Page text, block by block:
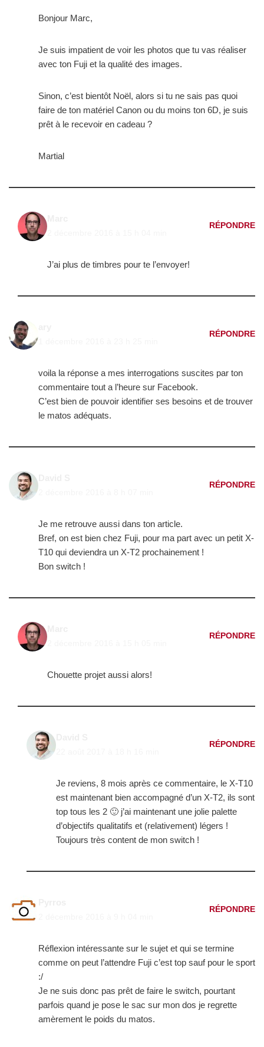
Bonjour Marc,
Je suis impatient de voir les photos que tu vas réaliser
avec ton Fuji et la qualité des images.
Sinon, c’est bientôt Noël, alors si tu ne sais pas quoi
faire de ton matériel Canon ou du moins ton 6D, je suis
prêt à le recevoir en cadeau ?
Martial
RÉPONDRE
J’ai plus de timbres pour te l’envoyer!
RÉPONDRE
voila la réponse a mes interrogations suscites par ton
commentaire tout a l’heure sur Facebook.
C’est bien de pouvoir identifier ses besoins et de trouver
le matos adéquats.
RÉPONDRE
Je me retrouve aussi dans ton article.
Bref, on est bien chez Fuji, pour ma part avec un petit X-
T10 qui deviendra un X-T2 prochainement !
Bon switch !
RÉPONDRE
Chouette projet aussi alors!
RÉPONDRE
Je reviens, 8 mois après ce commentaire, le X-T10
est maintenant bien accompagné d’un X-T2, ils sont
top tous les 2 🙂 j’ai maintenant une jolie palette
d’objectifs qualitatifs et (relativement) légers !
Toujours très content de mon switch !
RÉPONDRE
Réflexion intéressante sur le sujet et qui se termine
comme on peut l’attendre Fuji c’est top sauf pour le sport
:/
Je ne suis donc pas prêt de faire le switch, pourtant
parfois quand je pose le sac sur mon dos je regrette
amèrement le poids du matos.